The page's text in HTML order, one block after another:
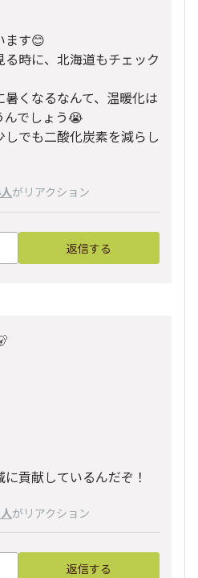
ます😊
時に、北海道もチェック
くなるなんて、温暖化は
んでしょう😭
でも二酸化炭素を減らし
がリアクション
返信する
貢献しているんだぞ！
がリアクション
返信する